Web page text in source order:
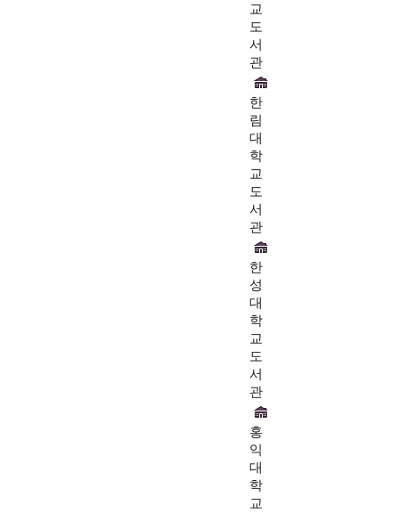
교
도
서
관
한
림
대
학
교
도
서
관
한
성
대
학
교
도
서
관
홍
익
대
학
교